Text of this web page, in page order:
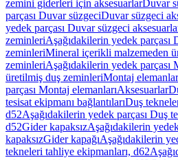
zemini giderleri için aksesuarlarDuvar
parçası Duvar süzgeciDuvar süzgeci
yedek parçası Duvar süzgeci
zeminleriAşağıdakilerin yedek parçası
zeminleriMineral içerikli malzemeden
zeminleriAşağıdakilerin yedek
üretilmiş duş zeminleriMontaj
parçası Montaj elemanlarıAksesuarlar
tesisat ekipmanı bağlantılarıDuş
d52Aşağıdakilerin yedek parçası Duş
d52Gider kapaksızAşağıdakilerin
kapaksızGider kapağıAşağıdakilerin
tekneleri tahliye ekipmanları, d62